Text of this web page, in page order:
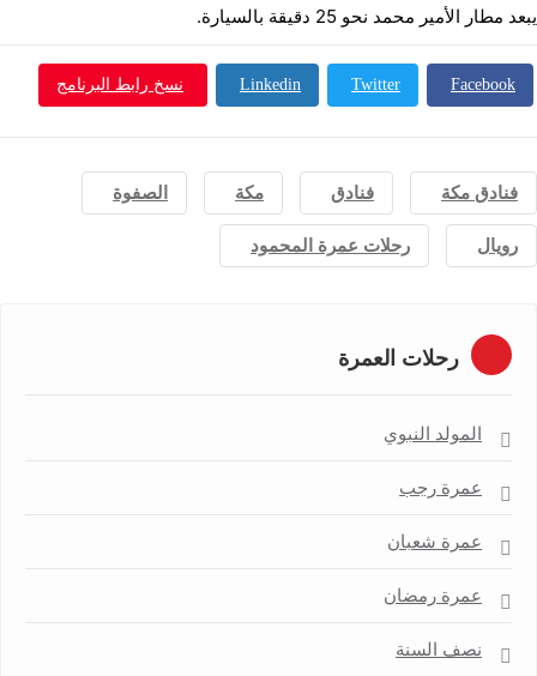
يبعد مطار الأمير محمد نحو 25 دقيقة بالسيارة.
Facebook
Twitter
Linkedin نسخ رابط البرنامج
فنادق مكة فنادق مكة الصفوة
رويال رحلات عمرة المحمود
رحلات العمرة
المولد النبوي
عمرة رجب
عمرة شعبان
عمرة رمضان
نصف السنة